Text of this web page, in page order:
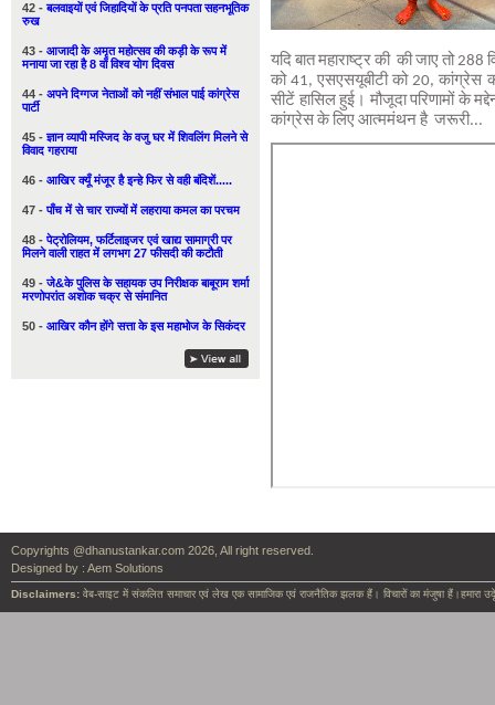
42 -बलवाइयों एवं जिहादियों के प्रति पनपता सहनभूतिक
रुख
43 - आजादी के अमृत महोत्सव की कड़ी के रूप में
मनाया जा रहा है 8 वाँ विश्व योग दिवस
44 - अपने दिग्गज नेताओं को नहीं संभाल पाई कांग्रेस
पार्टी
45 -ज्ञान व्यापी मस्जिद के वजु घर में शिवलिंग मिलने से
विवाद गहराया
46 - आखिर क्यूँ मंजूर है इन्हे फिर से वही बंदिशें.....
47 -पाँच में से चार राज्यों में लहराया कमल का परचम
48 -पेट्रोलियम, फर्टिलाइजर एवं खाद्य सामाग्री पर
मिलने वाली राहत में लगभग 27 फीसदी की कटौती
49 -जे&के पुलिस के सहायक उप निरीक्षक बाबूराम शर्मा
मरणोपरांत अशोक चक्र से संमानित
50 - आखिर कौन होंगे सत्ता के इस महाभोज के सिकंदर
यदि बात महाराष्ट्र की की जाए तो
को 41, एसएसयूबीटी को 20, कांग्रेस
सीटें हासिल हुई। मौजूदा परिणामों के
कांग्रेस के लिए आत्ममंथन है जरूरी...
Copyrights @dhanustankar.com 2026, All right reserved.
Designed by : Aem Solutions
Disclaimers: वेब-साइट में संकलित समाचार एवं लेख एक सामाजिक एवं राजनैतिक झलक हैं। विचारों का मंजुषा हैं।हमारा